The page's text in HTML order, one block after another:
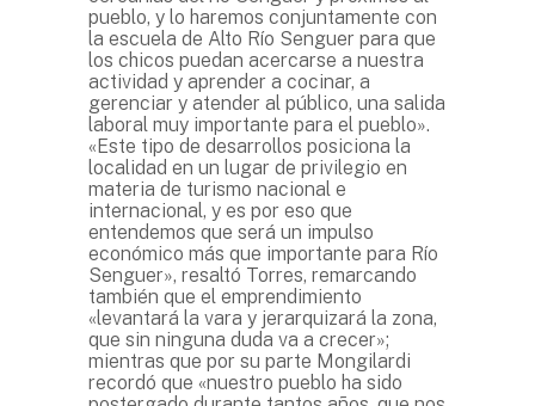
pueblo, y lo haremos conjuntamente con
la escuela de Alto Río Senguer para que
los chicos puedan acercarse a nuestra
actividad y aprender a cocinar, a
gerenciar y atender al público, una salida
laboral muy importante para el pueblo».
«Este tipo de desarrollos posiciona la
localidad en un lugar de privilegio en
materia de turismo nacional e
internacional, y es por eso que
entendemos que será un impulso
económico más que importante para Río
Senguer», resaltó Torres, remarcando
también que el emprendimiento
«levantará la vara y jerarquizará la zona,
que sin ninguna duda va a crecer»;
mientras que por su parte Mongilardi
recordó que «nuestro pueblo ha sido